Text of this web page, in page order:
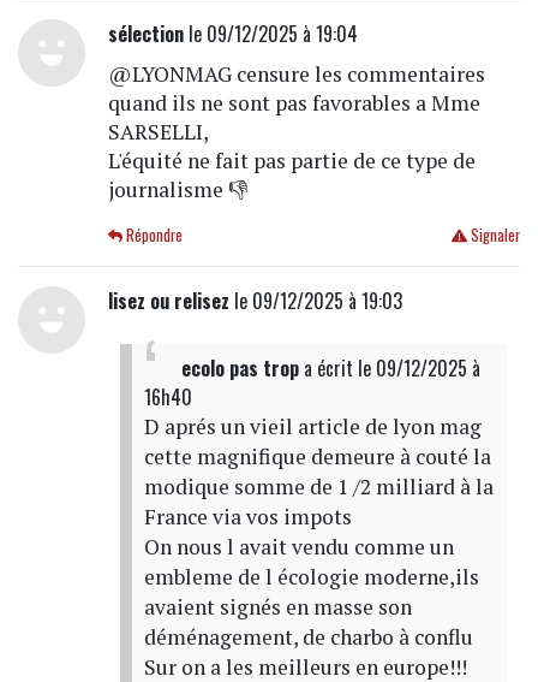
sélectionle 09/12/2025 à 19:04
@LYONMAG censure les commentaires
quand ils ne sont pas favorables a Mme
SARSELLI,
L'équité ne fait pas partie de ce type de
journalisme 👎
Signaler
Répondre
lisez ou relisez le 09/12/2025 à 19:03
ecolo pas tropa écrit le 09/12/2025 à
16h40
D aprés un vieil article de lyon mag
cette magnifique demeure à couté la
modique somme de 1 /2 milliard à la
France via vos impots
On nous l avait vendu comme un
embleme de l écologie moderne,ils
avaient signés en masse son
déménagement, de charbo à conflu
Sur on a les meilleurs en europe!!!